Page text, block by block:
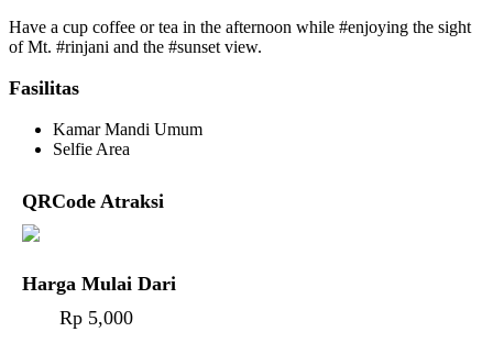
Have a cup coffee or tea in the afternoon while #enjoying the sight
of Mt. #rinjani and the #sunset view.
Fasilitas
Kamar Mandi Umum
Selfie Area
QRCode Atraksi
Harga Mulai Dari
Rp 5,000